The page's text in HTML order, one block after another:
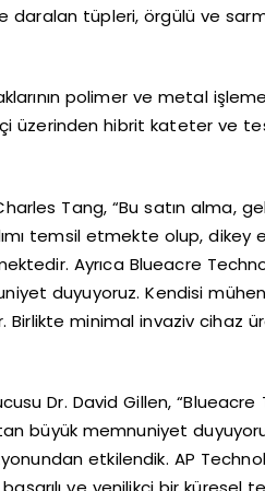
ile daralan tüpleri, örgülü ve
polimer ve metal
üzerinden hibrit kateter ve
Tang, “Bu satın
temsil etmekte olup,
Ayrıca Blueacre
duyuyoruz. Kendisi
Birlikte minimal invaziv cihaz
Dr. David Gillen,
büyük memnuniyet
etkilendik. AP